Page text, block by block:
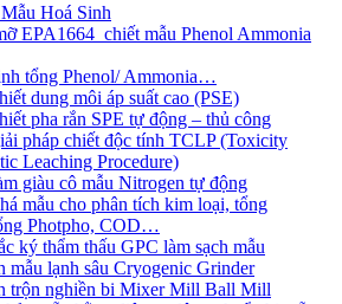
Hoá Sinh
EPA1664_chiết mẫu Phenol Ammonia
tổng Phenol/ Ammonia…
dung môi áp suất cao (PSE)
pha rắn SPE tự động – thủ công
pháp chiết độc tính TCLP (Toxicity
Leaching Procedure)
giàu cô mẫu Nitrogen tự động
mẫu cho phân tích kim loại, tổng
Photpho, COD…
ký thẩm thấu GPC làm sạch mẫu
mẫu lạnh sâu Cryogenic Grinder
trộn nghiền bi Mixer Mill Ball Mill